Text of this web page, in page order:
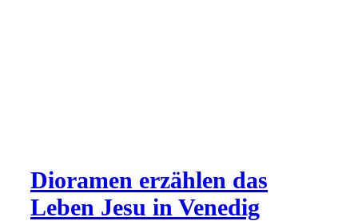
Dioramen erzählen das
Leben Jesu in Venedig